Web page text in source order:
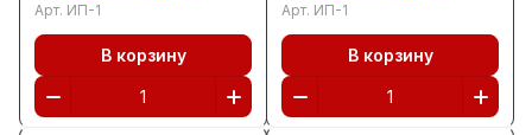
Арт. ИП-1
В корзину
Арт. ИП-1
В корзину